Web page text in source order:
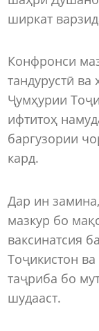
ширкат
Конфронси
тандурустӣ
Ҷумҳурии
ифтитоҳ
баргузории
кард.
Дар ин
мазкур бо
ваксинатсия
Тоҷикистон
таҷриба бо
шудааст.